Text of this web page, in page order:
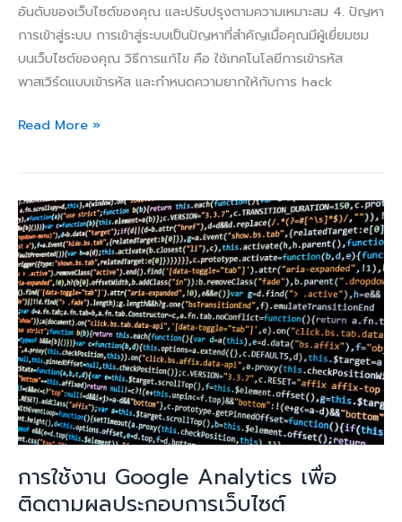
อันดับของเว็บไซต์ของคุณ และปรับปรุงตามความเหมาะสม 4. ปัญหา
การเข้าสู่ระบบ การเข้าสู่ระบบเป็นปัญหาที่สำคัญเมื่อคุณมีผู้เยี่ยมชม
บนเว็บไซต์ของคุณ วิธีการแก้ไข คือ ใช้เทคโนโลยีการเข้ารหัส
พาสเวิร์ดแบบเข้ารหัส และกำหนดความยากให้กับการ hack
Read More »
การใช้งาน Google Analytics เพื่อ
ติดตามผลประกอบการเว็บไซต์
การ
ใช้
งาน
Google
Analytics
เพื่อ
ติดตาม
ผล
ประกอบ
การ
เว็บไซต์